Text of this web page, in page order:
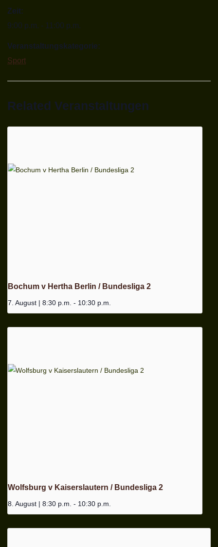
Zeit:
9:00 p.m. - 11:00 p.m.
Veranstaltungskategorie:
Sport
Related Veranstaltungen
Bochum v Hertha Berlin / Bundesliga 2
7. August | 8:30 p.m. - 10:30 p.m.
Wolfsburg v Kaiserslautern / Bundesliga 2
8. August | 8:30 p.m. - 10:30 p.m.